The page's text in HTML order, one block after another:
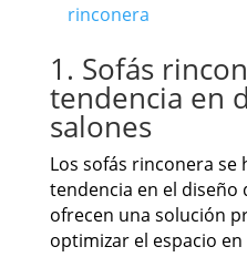
rinconera
1. Sofás
tendencia en
salones
Los sofás rinconera
tendencia en el diseño
ofrecen una solución
optimizar el espacio